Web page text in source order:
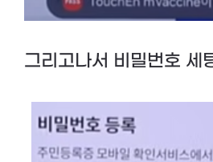
그리고나서 비밀번호 세